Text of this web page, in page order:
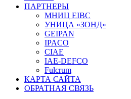
ПАРТНЕРЫ
МНИЦ EIBC
УНИЦА «ЗОНД»
GEIPAN
IPACO
CIAE
IAE-DEFCO
Fulcrum
КАРТА САЙТА
ОБРАТНАЯ СВЯЗЬ